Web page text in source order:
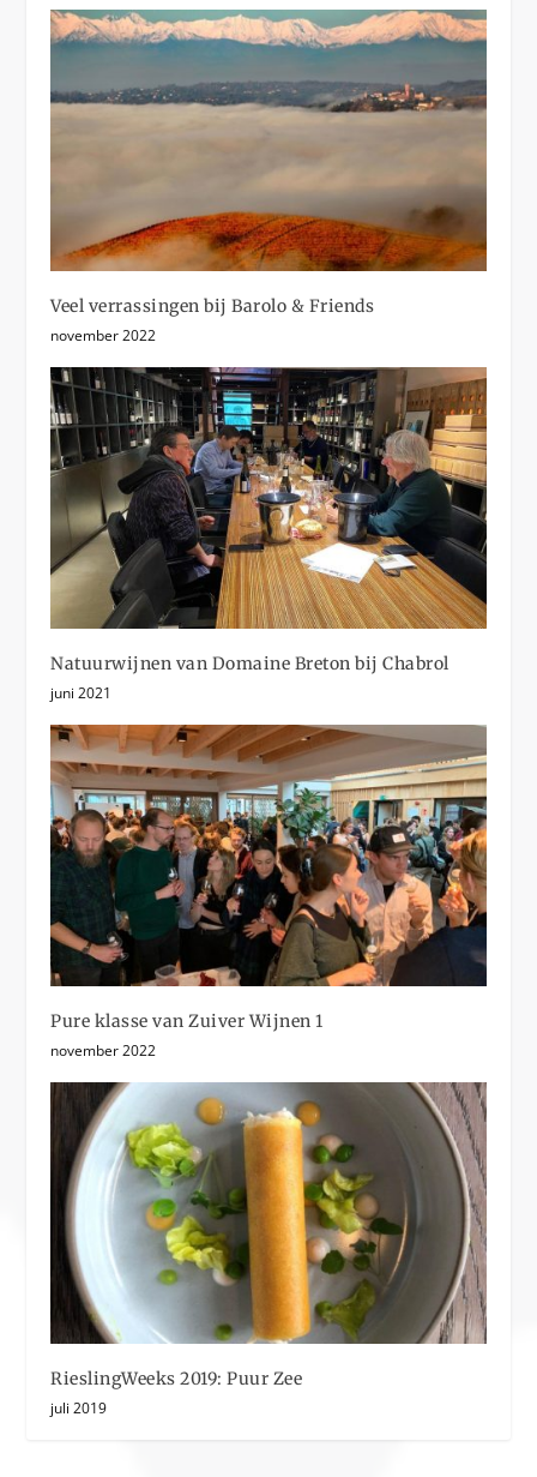
Veel verrassingen bij Barolo & Friends
november 2022
Natuurwijnen van Domaine Breton bij Chabrol
juni 2021
Pure klasse van Zuiver Wijnen 1
november 2022
RieslingWeeks 2019: Puur Zee
juli 2019